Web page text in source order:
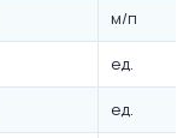
м/п
ед.
ед.